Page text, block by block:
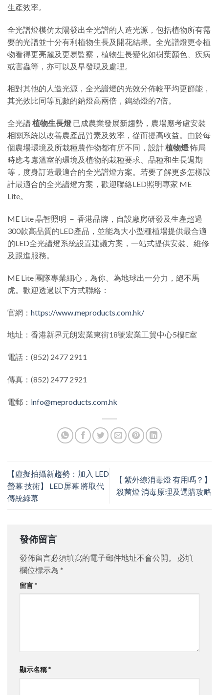
生產效率。
全光譜燈模仿太陽發出全光譜的人造光源，包括植物所有需
要的光譜並十分有利植物生長及開花結果。全光譜燈更令植
物看得更亮麗及更易監察，植物生長變化如樹葉顏色、疾病
或害蟲等，亦可以及早發現及處理。
相對其他的人造光源，全光譜燈的光效分佈較平均更節能，
其光效比同等瓦數的鈉燈高兩倍，鎢絲燈的7倍。
全光譜植物生長燈已成農業發展新趨勢，農場應考慮安裝
相關系統以改善農產品質素及效率，從而提高收益。由於每
個農場環境及所栽種農作物都有所不同，設計植物燈怖局
時應考慮溫室的環境及植物的栽種要求、品種和生長週期
等，度身訂造最適合的全光譜燈方案。若要了解更多怎樣設
計最適合的全光譜燈方案，歡迎聯絡LED照明專家 ME
Lite。
ME Lite 晶智照明 － 香港品牌，自設廠房研發及生產超過
300款高品質的LED產品，並能為大小型種植場提供最合適
的LED全光譜燈系統設置建議方案，一站式提供安裝、維修
及跟進服務。
ME Lite 團隊專業細心，為你、為地球出一分力，絕不馬
虎。歡迎透過以下方式聯絡：
官網： https://www.meproducts.com.hk/
地址：香港新界元朗宏業東街18號宏業工貿中心5樓E室
電話：(852) 2477 2911
傳真：(852) 2477 2921
電郵： info@meproducts.com.hk
【虛擬拍攝新趨勢：加入 LED
螢幕 技術】 LED屏幕 將取代
傳統綠幕
【 紫外線消毒燈 有用嗎？】
殺菌燈 消毒原理及選購攻略
發佈留言
發佈留言必須填寫的電子郵件地址不會公開。
必填
欄位標示為 *
留言*
顯示名稱*